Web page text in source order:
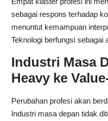
sebagai respons terhadap
menuntut kemampuan
Teknologi berfungsi sebagai
Industri Masa
Heavy ke
Perubahan profesi akan
Industri masa depan tidak